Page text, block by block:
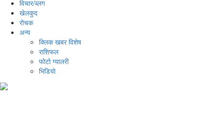
विचार/ब्लग
खेलकुद
रोचक
अन्य
क्लिक खबर विशेष
राशिफल
फोटो ग्यालरी
भिडियो